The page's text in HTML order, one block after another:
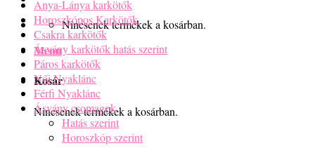
Nincsenek termékek a kosárban.
Menu
Kosár
Nincsenek termékek a kosárban.
Anya-Lánya karkötők
Horoszkópos Karkötők
Csakra karkötők
Ásvány karkötők hatás szerint
Páros karkötők
Női Nyaklánc
Férfi Nyaklánc
Ásvány csomagok
Hatás szerint
Horoszkóp szerint